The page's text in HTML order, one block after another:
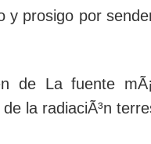
y prosigo por